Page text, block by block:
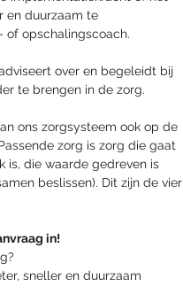
en duurzaam te
of opschalingscoach.
over en begeleidt bij
te brengen in de zorg.
ons zorgsysteem ook op de
zorg is zorg die gaat
is, die waarde gedreven is
beslissen). Dit zijn de vier
in!
sneller en duurzaam